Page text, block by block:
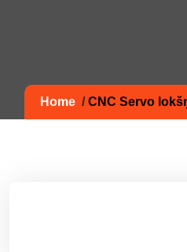
Home /CNC Servo